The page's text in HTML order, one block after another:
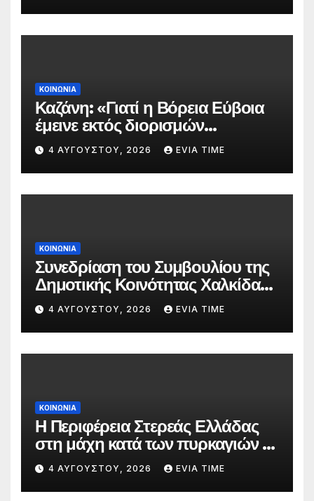
ΚΟΙΝΩΝΙΑ
Καζάνη: «Γιατί η Βόρεια Εύβοια
έμεινε εκτός διορισμών
δασκάλων;»
4 ΑΥΓΟΎΣΤΟΥ, 2026 EVIA TIME
ΚΟΙΝΩΝΙΑ
Συνεδρίαση του Συμβουλίου της
Δημοτικής Κοινότητας Χαλκίδας
την 5 Αυγούστου
4 ΑΥΓΟΎΣΤΟΥ, 2026 EVIA TIME
ΚΟΙΝΩΝΙΑ
Η Περιφέρεια Στερεάς Ελλάδας
στη μάχη κατά των πυρκαγιών –
Δράσεις και στήριξη σε πέντε
περιφερειακές ενότητες
4 ΑΥΓΟΎΣΤΟΥ, 2026 EVIA TIME